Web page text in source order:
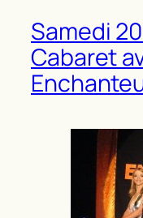
Samedi
Cabaret